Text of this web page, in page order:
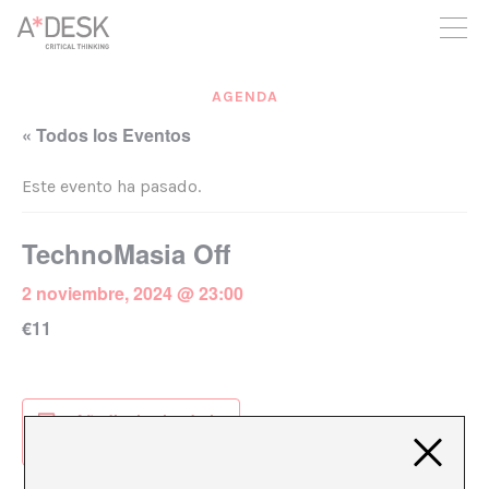
crees también en A*DESK seguimos necesitándote para poder
seguir adelante. Ahora puedes participar del proyecto y
apoyarlo.
AGENDA
« Todos los Eventos
Este evento ha pasado.
TechnoMasia Off
2 noviembre, 2024 @ 23:00
€11
Añadir al calendario